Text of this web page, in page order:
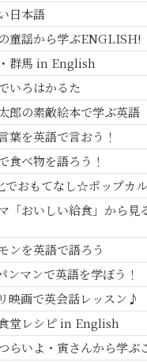
日本語
童謡から学ぶENGLISH!
群馬 in English
いろはかるた
郎の素敵絵本で学ぶ英語
葉を英語で言おう！
食べ物を語ろう！
おもてなし☆ポップカ
「おいしい給食」から見
ンを英語で語ろう
ンマンで英語を学ぼう！
映画で英会話レッスン♪
堂レシピ in English
らいよ・寅さんから学ぶ